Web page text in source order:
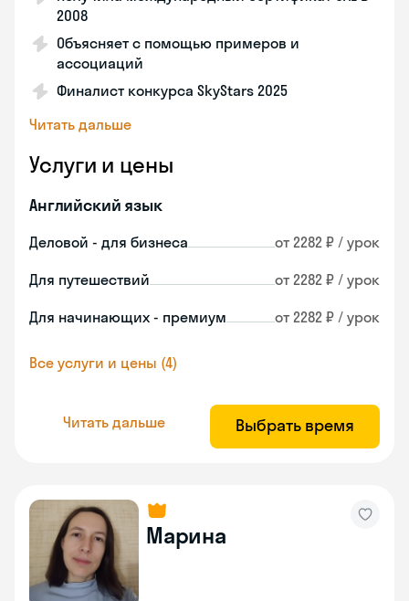
2008
Объясняет с помощью примеров и
ассоциаций
Финалист конкурса SkyStars 2025
Читать дальше
Услуги и цены
Английский язык
Деловой - для бизнеса от 2282 ₽ / урок
Для путешествий от 2282 ₽ / урок
Для начинающих - премиум от 2282 ₽ / урок
Все услуги и цены (4)
Читать дальше Выбрать время
Марина